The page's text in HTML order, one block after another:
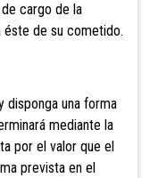
cargo de la
éste de su cometido.
disponga una forma
mediante la
por el valor que el
prevista en el